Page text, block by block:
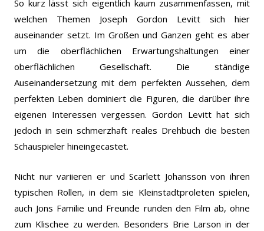
So kurz lässt sich eigentlich kaum zusammenfassen, mit
welchen Themen Joseph Gordon Levitt sich hier
auseinander setzt. Im Großen und Ganzen geht es aber
um die oberflächlichen Erwartungshaltungen einer
oberflächlichen Gesellschaft. Die ständige
Auseinandersetzung mit dem perfekten Aussehen, dem
perfekten Leben dominiert die Figuren, die darüber ihre
eigenen Interessen vergessen. Gordon Levitt hat sich
jedoch in sein schmerzhaft reales Drehbuch die besten
Schauspieler hineingecastet.
Nicht nur variieren er und Scarlett Johansson von ihren
typischen Rollen, in dem sie Kleinstadtproleten spielen,
auch Jons Familie und Freunde runden den Film ab, ohne
zum Klischee zu werden. Besonders Brie Larson in der